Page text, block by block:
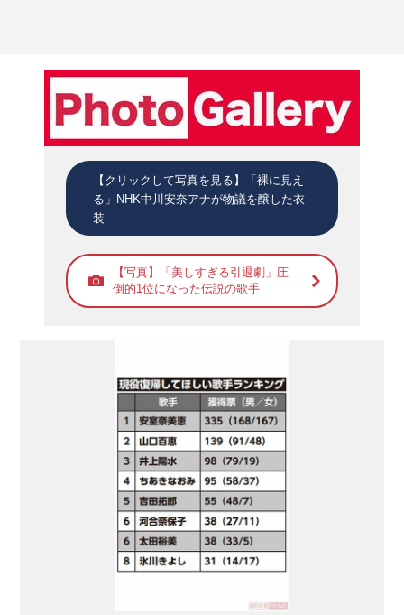
【クリックして写真を見る】「裸に見え
る」NHK中川安奈アナが物議を醸した衣
装
【写真】「美しすぎる引退劇」圧
倒的1位になった伝説の歌手